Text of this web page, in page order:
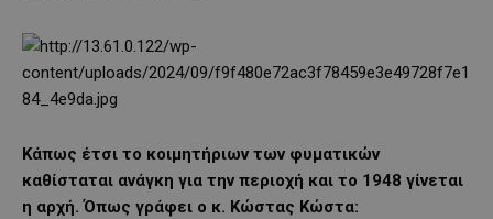
Κάπως έτσι το κοιμητήριων των φυματικών
καθίσταται ανάγκη για την περιοχή και το 1948 γίνεται
η αρχή. Όπως γράφει ο κ. Κώστας Κώστα: